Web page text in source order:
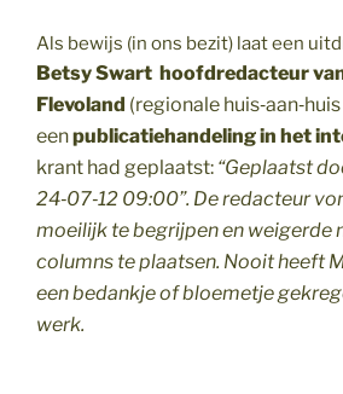
Als bewijs (in ons bezit) laat een
Betsy Swart hoofdredacteur
Flevoland (regionale
eenpublicatiehandeling in het
krant had geplaatst: “Geplaatst
24‑07‑12 09:00”. De redacteur
moeilijk te begrijpen en weigerde
columns te plaatsen. Nooit heeft
een bedankje of bloemetje
werk.